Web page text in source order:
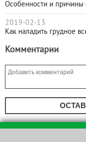
Особенности и причины
2019-02-13
Как наладить грудное
Комментарии